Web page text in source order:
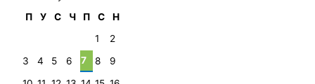
П
У С Ч П С
Н
1
2
3
4 5 6 7 8
9